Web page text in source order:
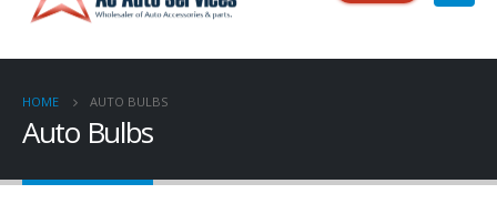
HOME AUTO BULBS
Auto Bulbs